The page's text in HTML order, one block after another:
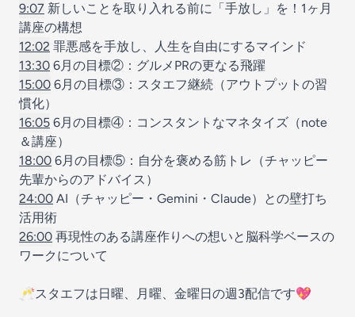
9:07 新しいことを取り入れる前に「手放し」を！1ヶ月
講座の構想
12:02 罪悪感を手放し、人生を自由にするマインド
13:30 6月の目標②：グルメPRの更なる飛躍
15:00 6月の目標③：スタエフ継続（アウトプットの習
慣化）
16:05 6月の目標④：コンスタントなマネタイズ（note
＆講座）
18:00 6月の目標⑤：自分を褒める筋トレ（チャッピー
先輩からのアドバイス）
24:00 AI（チャッピー・Gemini・Claude）との壁打ち
活用術
26:00 再現性のある講座作りへの想いと脳科学ベースの
ワークについて
🥂スタエフは日曜、月曜、金曜日の週3配信です💖